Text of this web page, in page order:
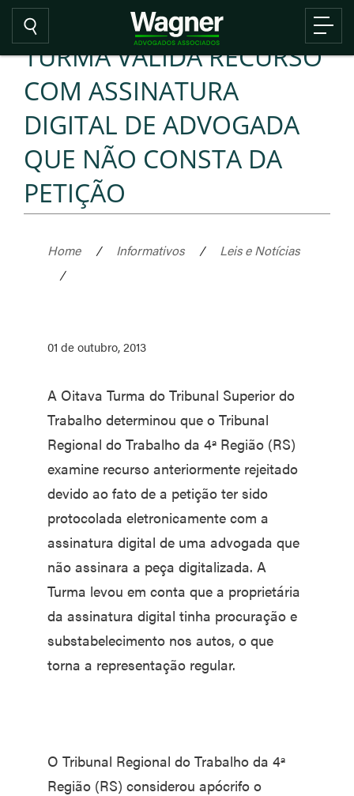
TURMA VALIDA RECURSO
COM ASSINATURA
DIGITAL DE ADVOGADA
QUE NÃO CONSTA DA
PETIÇÃO
Home / Informativos /
Leis e Notícias
/
01 de outubro, 2013
A Oitava Turma do Tribunal Superior do
Trabalho determinou que o Tribunal
Regional do Trabalho da 4ª Região (RS)
examine recurso anteriormente rejeitado
devido ao fato de a petição ter sido
protocolada eletronicamente com a
assinatura digital de uma advogada que
não assinara a peça digitalizada. A
Turma levou em conta que a proprietária
da assinatura digital tinha procuração e
substabelecimento nos autos, o que
torna a representação regular.
O Tribunal Regional do Trabalho da 4ª
Região (RS) considerou apócrifo o